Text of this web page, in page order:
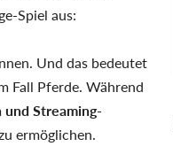
Spiel aus:
Und das bedeutet
Fall Pferde. Während
Streaming-
ermöglichen.